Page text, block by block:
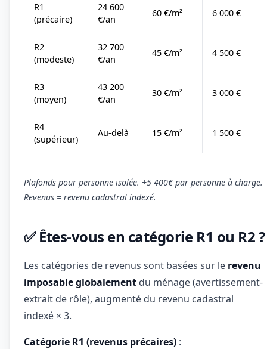
R1
(précaire)
24 600
€/an
60 €/m² 6 000 €
R2
(modeste)
32 700
€/an
45 €/m² 4 500 €
R3
(moyen)
43 200
€/an
30 €/m² 3 000 €
R4
(supérieur)
Au-delà 15 €/m² 1 500 €
Plafonds pour personne isolée. +5 400€ par personne à charge.
Revenus = revenu cadastral indexé.
✅ Êtes-vous en catégorie R1 ou R2 ?
Les catégories de revenus sont basées sur le revenu
imposable globalement du ménage (avertissement-
extrait de rôle), augmenté du revenu cadastral
indexé × 3.
Catégorie R1 (revenus précaires) :